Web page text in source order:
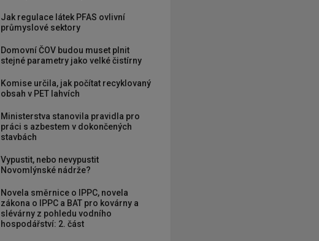
Jak regulace látek PFAS ovlivní
průmyslové sektory
Domovní ČOV budou muset plnit
stejné parametry jako velké čistírny
Komise určila, jak počítat recyklovaný
obsah v PET lahvích
Ministerstva stanovila pravidla pro
práci s azbestem v dokončených
stavbách
Vypustit, nebo nevypustit
Novomlýnské nádrže?
Novela směrnice o IPPC, novela
zákona o IPPC a BAT pro kovárny a
slévárny z pohledu vodního
hospodářství: 2. část